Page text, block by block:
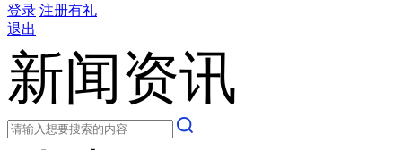
登录 注册有礼
退出
新闻资讯